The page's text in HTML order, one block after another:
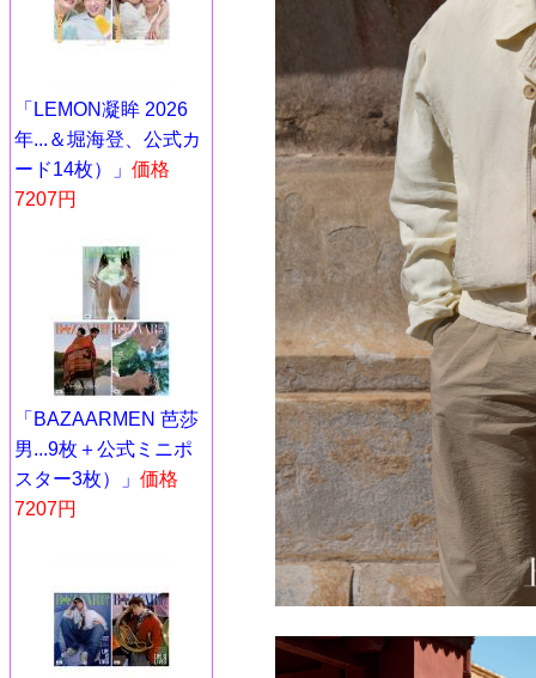
「LEMON凝眸 2026
年...＆堀海登、公式カ
ード14枚）」 価格
7207円
「BAZAARMEN 芭莎
男...9枚＋公式ミニポ
スター3枚）」 価格
7207円